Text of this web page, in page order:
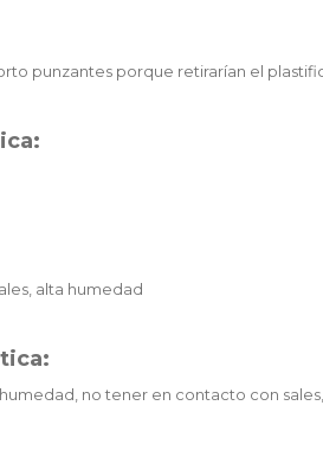
punzantes porque retirarían el
alta humedad
no tener en contacto con